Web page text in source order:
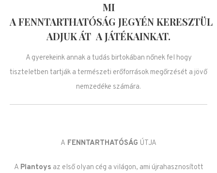
MI
A FENNTARTHATÓSÁG JEGYÉN KERESZTÜL
ADJUK ÁT A JÁTÉKAINKAT.
A gyerekeink annak a tudás birtokában nőnek fel hogy
tiszteletben tartják a természeti erőforrások megőrzését a jövő
nemzedéke számára.
A FENNTARTHATÓSÁG ÚTJA
A Plantoys az első olyan cég a világon, ami újrahasznosított